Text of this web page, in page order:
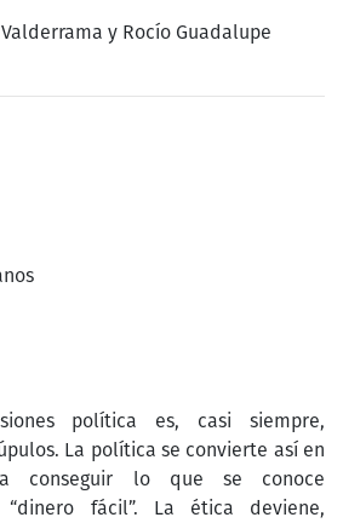
y Rocío Guadalupe
política es, casi siempre,
La política se convierte así en
conseguir lo que se conoce
“dinero fácil”. La ética deviene,